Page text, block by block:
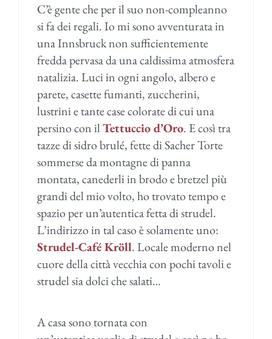
C’è gente che per il suo non-compleanno
si fa dei regali. Io mi sono avventurata in
una Innsbruck non sufficientemente
fredda pervasa da una caldissima atmosfera
natalizia. Luci in ogni angolo, albero e
parete, casette fumanti, zuccherini,
lustrini e tante case colorate di cui una
persino con ilTettuccio d’Oro. E così tra
tazze di sidro brulé, fette di Sacher Torte
sommerse da montagne di panna
montata, canederli in brodo e bretzel più
grandi del mio volto, ho trovato tempo e
spazio per un’autentica fetta di strudel.
L’indirizzo in tal caso è solamente uno:
Strudel-Café Kröll. Locale moderno nel
cuore della città vecchia con pochi tavoli e
strudel sia dolci che salati…
A casa sono tornata con